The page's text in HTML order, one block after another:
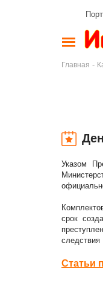
Главная -
Указом
срок
Статьи